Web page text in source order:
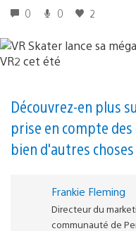
0 0 2
Découvrez-en plus
prise en compte
bien d'autres
Frankie Fleming
Directeur du
communauté de